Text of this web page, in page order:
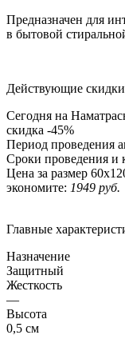
Предназначен для
в бытовой
Действующие
Сегодня на
скидка -45%
Период проведения
Сроки проведения и
Цена за размер
экономите: 1949 руб.
Главные
Назначение
Защитный
Жесткость
—
Высота
0,5 см